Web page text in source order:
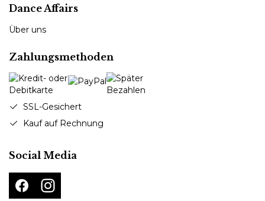
Dance Affairs
Über uns
Zahlungsmethoden
SSL-Gesichert
Kauf auf Rechnung
Social Media